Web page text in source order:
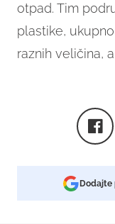
otpad. Tim
plastike,
raznih veličina,
Dodajte